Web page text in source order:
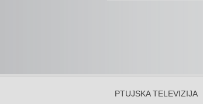
PTUJSKA TELEVIZIJA